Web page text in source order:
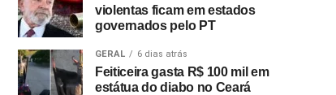
violentas ficam em estados
governados pelo PT
GERAL 6 dias atrás
Feiticeira gasta R$ 100 mil em
estátua do diabo no Ceará